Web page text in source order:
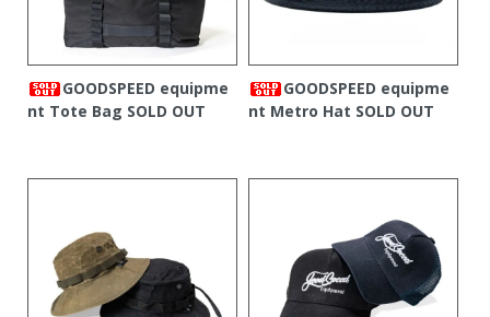
GOODSPEED equipme
nt Tote Bag SOLD OUT
GOODSPEED equipme
nt Metro Hat SOLD OUT